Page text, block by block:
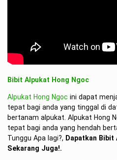
Bibit Alpukat Hong Ngoc
Alpukat Hong Ngoc ini dapat
tepat bagi anda yang tinggal di
bertanam alpukat. Alpukat Hong
tepat bagi anda yang hendah
Tunggu Apa lagi?, Dapatkan
Sekarang Juga!.